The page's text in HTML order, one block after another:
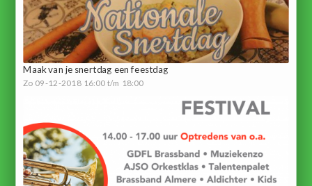
Maak van je snertdag een feestdag
Zo 09-12-2018 16:00 t/m 18:00